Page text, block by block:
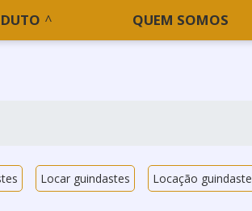
QUEM SOMOS
Locar guindastes Locação guindaste